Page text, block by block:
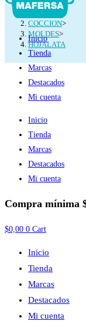
Inicio
Tienda
Marcas
Destacados
Mi cuenta
Inicio
Tienda
Marcas
Destacados
Mi cuenta
Compra mínima
$0,00 0 Cart
Inicio
Tienda
Marcas
Destacados
Mi cuenta
COCCION>
MOLDES>
HOJALATA